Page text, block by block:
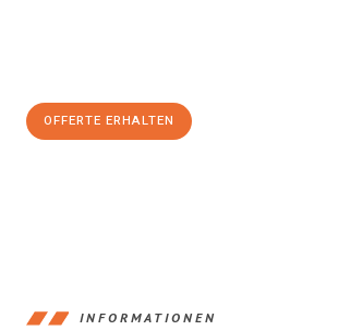
OFFERTE ERHALTEN
INFORMATIONEN